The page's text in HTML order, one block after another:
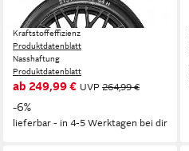
VANCONTACT AS ULTRA
Kraftstoffeffizienz
Produktdatenblatt
Nasshaftung
Produktdatenblatt
ab 249,99 € UVP 264,99 €
-6%
lieferbar - in 4-5 Werktagen bei dir